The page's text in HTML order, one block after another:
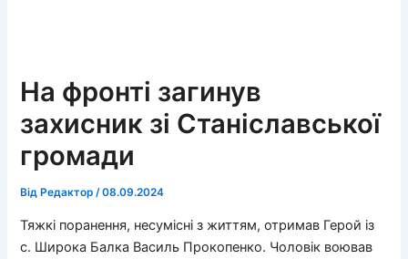
На фронті загинув
захисник зі Станіславської
громади
Від Редактор/08.09.2024
Тяжкі поранення, несумісні з життям, отримав Герой із
с. Широка Балка Василь Прокопенко. Чоловік воював